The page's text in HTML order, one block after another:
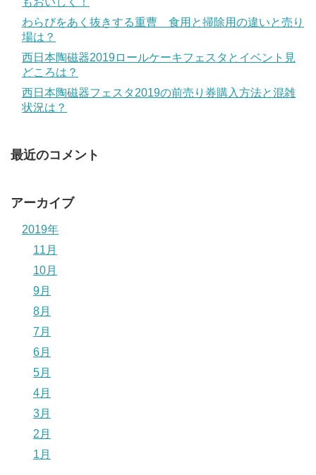
わらびをあく抜きする重曹 食用と掃除用の違いと売り
場は？
西日本陶磁器2019ロールケーキフェスタとイベント見
どころは？
西日本陶磁器フェスタ2019の前売り券購入方法と混雑
状況は？
最近のコメント
アーカイブ
2019年
11月
10月
9月
8月
7月
6月
5月
4月
3月
2月
1月